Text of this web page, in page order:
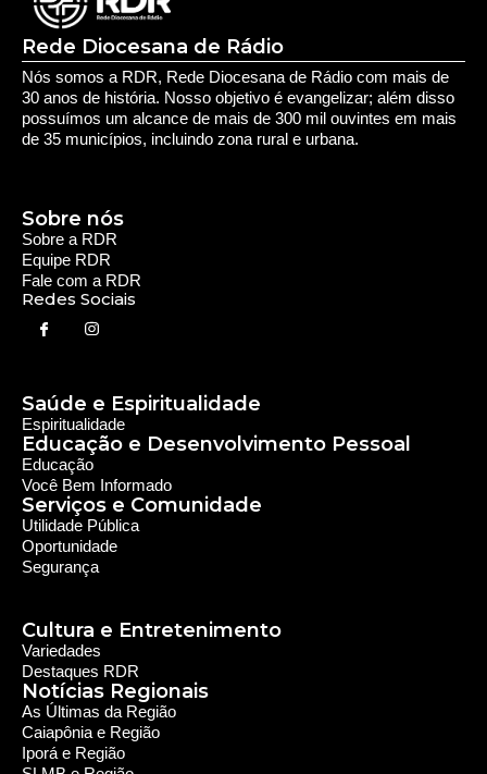
Rede Diocesana de Rádio
Nós somos a RDR, Rede Diocesana de Rádio com mais de
30 anos de história. Nosso objetivo é evangelizar; além disso
possuímos um alcance de mais de 300 mil ouvintes em mais
de 35 municípios, incluindo zona rural e urbana.
Sobre a RDR
Equipe RDR
Fale com a RDR
Redes Sociais
Sobre nós
Saúde e Espiritualidade
Espiritualidade
Educação e Desenvolvimento Pessoal
Educação
Você Bem Informado
Serviços e Comunidade
Utilidade Pública
Oportunidade
Segurança
Cultura e Entretenimento
Notícias Regionais
As Últimas da Região
Caiapônia e Região
Iporá e Região
Variedades
Destaques RDR